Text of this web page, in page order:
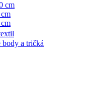
cm
body a tričká